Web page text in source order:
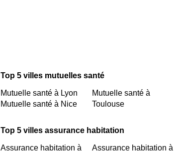
Top 5 villes mutuelles santé
Mutuelle santé à Lyon
Mutuelle santé à Nice
Mutuelle santé à
Toulouse
Top 5 villes assurance habitation
Assurance habitation à
Assurance habitation à